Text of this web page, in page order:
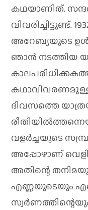
കഥയാണിത്.
വിവരിച്ചിട്ടുണ്ട്.
അറേബ്യയുടെ
ഞാന്‍ നടത്തിയ
ദിവസത്തെ
വളര്‍ച്ചയുടെ
അപ്പോഴാണ്
അതിന്റെ
എണ്ണയുടെയും